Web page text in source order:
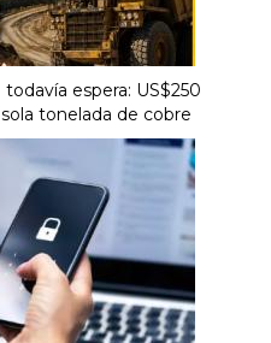
espera: US$250
tonelada de cobre